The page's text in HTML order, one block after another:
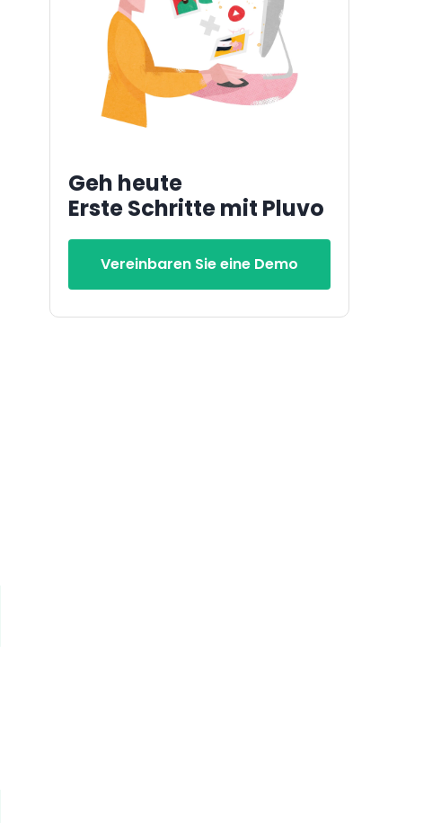
Geh heute
Erste Schritte mit Pluvo
Vereinbaren Sie eine Demo